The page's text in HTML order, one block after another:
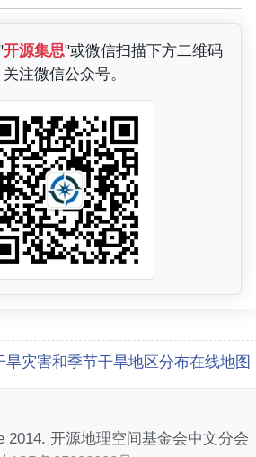
开源集思"或微信扫描下方二维码
关注微信公众号。
旱灾害和季节干旱地区分布在线地图
2014. 开源地理空间基金会中文分会